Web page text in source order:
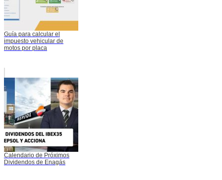
Guía para calcular el
impuesto vehicular de
motos por placa
Calendario de Próximos
Dividendos de Enagás